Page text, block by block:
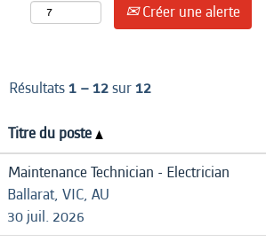
Créer une alerte
Résultats1 – 12sur12
Titre du poste
Maintenance Technician - Electrician
Ballarat, VIC, AU
30 juil. 2026